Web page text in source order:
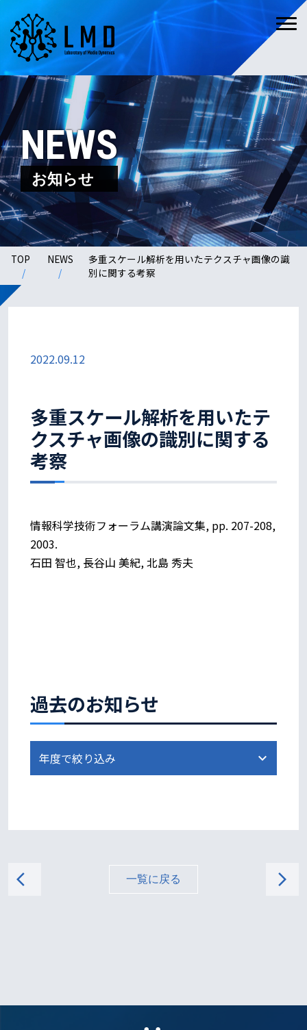
NEWS
お知らせ
TOP NEWS
多重スケール解析を用いたテクスチャ画像の識
別に関する考察
過去のお知らせ
2022.09.12
多重スケール解析を用いたテ
クスチャ画像の識別に関する
考察
情報科学技術フォーラム講演論文集, pp. 207-208,
2003.
石田 智也, 長谷山 美紀, 北島 秀夫
arrow_back_ios 一覧に戻る arrow_forward_ios